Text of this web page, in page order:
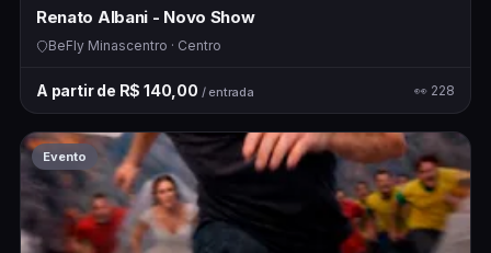
Renato Albani - Novo Show
BeFly Minascentro · Centro
A partir de R$ 140,00 / entrada 👀 228
Evento